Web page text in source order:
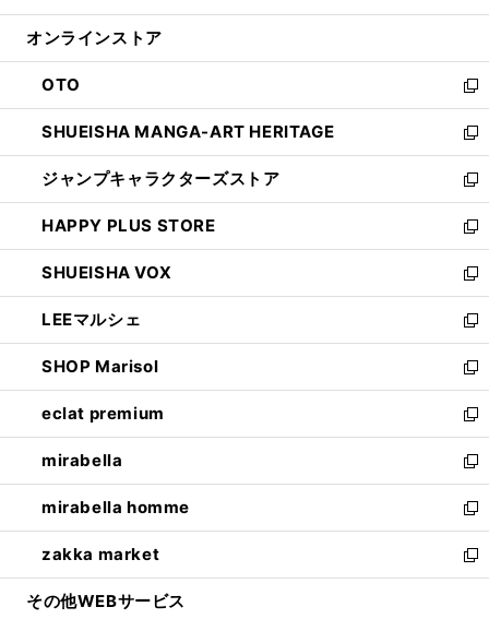
開
ン
ウ
で
開
く
ウ
ン
ド
ウ
で
開
く
オンラインストア
OTO
新
し
い
ウ
ィ
ン
ド
ウ
で
開
く
SHUEISHA MANGA-ART HERITAGE
新
し
い
ウ
ィ
ン
ド
ウ
で
開
く
ジャンプキャラクターズストア
新
し
い
ウ
ィ
ン
ド
ウ
で
開
く
HAPPY PLUS STORE
新
し
い
ウ
ィ
ン
ド
ウ
で
開
く
SHUEISHA VOX
新
し
い
ウ
ィ
ン
ド
ウ
で
開
く
LEEマルシェ
新
し
い
ウ
ィ
ン
ド
ウ
で
開
く
SHOP Marisol
新
し
い
ウ
ィ
ン
ド
ウ
で
開
eclat premium
新
し
い
ウ
ィ
ン
ド
ウ
mirabella
新
し
い
ウ
ィ
ン
mirabella homme
新
し
い
ウ
zakka market
新
し
その他WEBサービス